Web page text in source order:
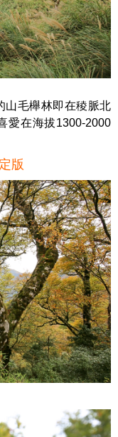
山毛櫸林即在稜脈北
愛在海拔1300-2000
版